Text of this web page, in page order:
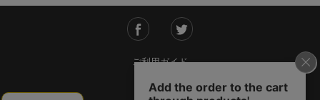
ご利用ガイド
会社概要